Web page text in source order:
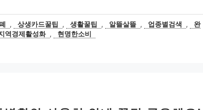
, 상생카드꿀팁 , 생활꿀팁 , 알뜰살뜰 , 업종별검색 ,
완
역경제활성화 , 현명한소비